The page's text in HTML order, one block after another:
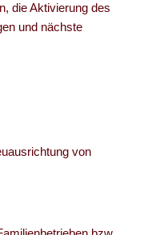
die Aktivierung des
und nächste
von